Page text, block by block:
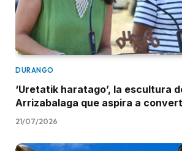
DURANGO
‘Uretatik haratago’, la escultura
Arrizabalaga que aspira a
21/07/2026